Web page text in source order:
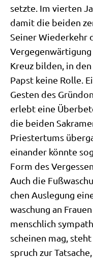
setz­te. Im vier­ten
damit die bei­den
Sei­ner Wie­der­kehr
Kreuz bil­den, in
Papst kei­ne Rol­le.
Gesten des
erlebt eine
die bei­den
Prie­ster­tums
ein­an­der könn­te
Form des
Auch die
chen Aus­le­gung
wa­schung an
mensch­lich
schei­nen mag,
spruch zur